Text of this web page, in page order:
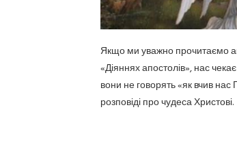
Якщо ми уважно прочитаємо
«Діяннях апостолів», нас
вони не говорять «як вчив нас
розповіді про чудеса Христові.